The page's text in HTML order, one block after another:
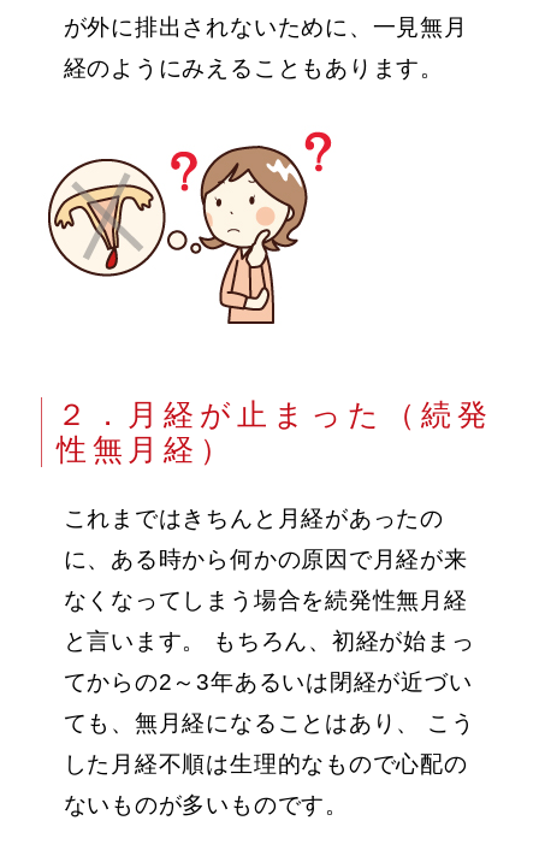
が外に排出されないために、一見無月
経のようにみえることもあります。
２．月経が止まった（続発
性無月経）
これまではきちんと月経があったの
に、ある時から何かの原因で月経が来
なくなってしまう場合を続発性無月経
と言います。 もちろん、初経が始まっ
てからの2～3年あるいは閉経が近づい
ても、無月経になることはあり、 こう
した月経不順は生理的なもので心配の
ないものが多いものです。